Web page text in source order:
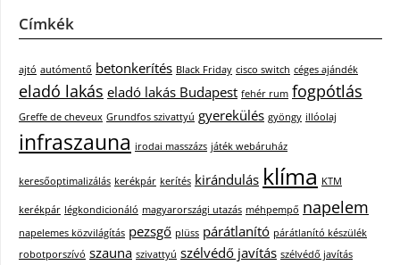
Címkék
ajtó autómentő betonkerítés Black Friday cisco switch céges ajándék
eladó lakás eladó lakás Budapest fehér rum fogpótlás
Greffe de cheveux Grundfos szivattyú gyerekülés gyöngy illóolaj
infraszauna irodai masszázs játék webáruház
keresőoptimalizálás kerékpár kerítés kirándulás klíma KTM
kerékpár légkondicionáló magyarországi utazás méhpempő napelem
napelemes közvilágítás pezsgő plüss párátlanító párátlanító készülék
robotporszívó szauna szivattyú szélvédő javítás szélvédő javítás